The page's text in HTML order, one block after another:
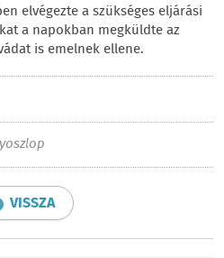
elvégezte a szükséges eljárási
a napokban megküldte az
is emelnek ellene.
VISSZA